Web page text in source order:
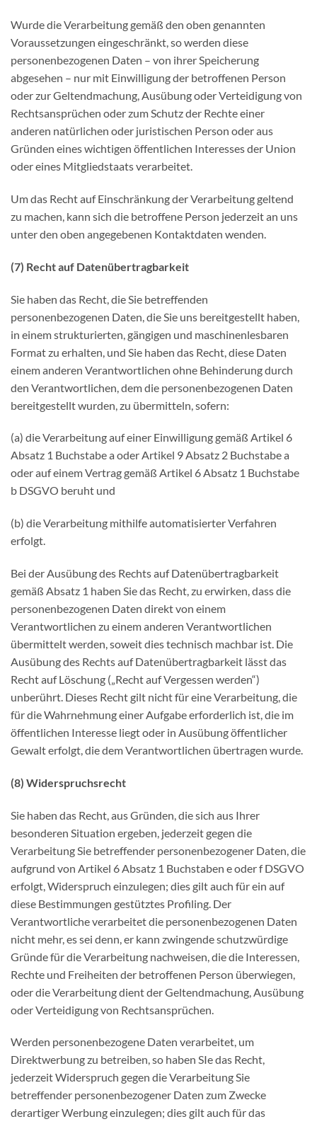
Wurde die Verarbeitung gemäß den oben genannten
Voraussetzungen eingeschränkt, so werden diese
personenbezogenen Daten – von ihrer Speicherung
abgesehen – nur mit Einwilligung der betroffenen Person
oder zur Geltendmachung, Ausübung oder Verteidigung von
Rechtsansprüchen oder zum Schutz der Rechte einer
anderen natürlichen oder juristischen Person oder aus
Gründen eines wichtigen öffentlichen Interesses der Union
oder eines Mitgliedstaats verarbeitet.
Um das Recht auf Einschränkung der Verarbeitung geltend
zu machen, kann sich die betroffene Person jederzeit an uns
unter den oben angegebenen Kontaktdaten wenden.
(7) Recht auf Datenübertragbarkeit
Sie haben das Recht, die Sie betreffenden
personenbezogenen Daten, die Sie uns bereitgestellt haben,
in einem strukturierten, gängigen und maschinenlesbaren
Format zu erhalten, und Sie haben das Recht, diese Daten
einem anderen Verantwortlichen ohne Behinderung durch
den Verantwortlichen, dem die personenbezogenen Daten
bereitgestellt wurden, zu übermitteln, sofern:
(a) die Verarbeitung auf einer Einwilligung gemäß Artikel 6
Absatz 1 Buchstabe a oder Artikel 9 Absatz 2 Buchstabe a
oder auf einem Vertrag gemäß Artikel 6 Absatz 1 Buchstabe
b DSGVO beruht und
(b) die Verarbeitung mithilfe automatisierter Verfahren
erfolgt.
Bei der Ausübung des Rechts auf Datenübertragbarkeit
gemäß Absatz 1 haben Sie das Recht, zu erwirken, dass die
personenbezogenen Daten direkt von einem
Verantwortlichen zu einem anderen Verantwortlichen
übermittelt werden, soweit dies technisch machbar ist. Die
Ausübung des Rechts auf Datenübertragbarkeit lässt das
Recht auf Löschung („Recht auf Vergessen werden“)
unberührt. Dieses Recht gilt nicht für eine Verarbeitung, die
für die Wahrnehmung einer Aufgabe erforderlich ist, die im
öffentlichen Interesse liegt oder in Ausübung öffentlicher
Gewalt erfolgt, die dem Verantwortlichen übertragen wurde.
(8) Widerspruchsrecht
Sie haben das Recht, aus Gründen, die sich aus Ihrer
besonderen Situation ergeben, jederzeit gegen die
Verarbeitung Sie betreffender personenbezogener Daten, die
aufgrund von Artikel 6 Absatz 1 Buchstaben e oder f DSGVO
erfolgt, Widerspruch einzulegen; dies gilt auch für ein auf
diese Bestimmungen gestütztes Profiling. Der
Verantwortliche verarbeitet die personenbezogenen Daten
nicht mehr, es sei denn, er kann zwingende schutzwürdige
Gründe für die Verarbeitung nachweisen, die die Interessen,
Rechte und Freiheiten der betroffenen Person überwiegen,
oder die Verarbeitung dient der Geltendmachung, Ausübung
oder Verteidigung von Rechtsansprüchen.
Werden personenbezogene Daten verarbeitet, um
Direktwerbung zu betreiben, so haben SIe das Recht,
jederzeit Widerspruch gegen die Verarbeitung Sie
betreffender personenbezogener Daten zum Zwecke
derartiger Werbung einzulegen; dies gilt auch für das